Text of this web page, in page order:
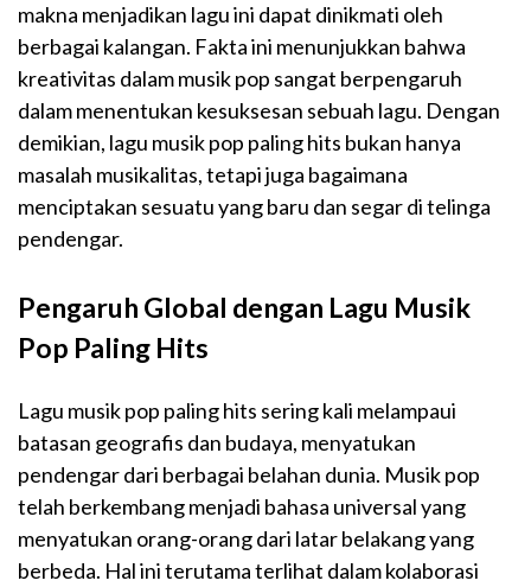
makna menjadikan lagu ini dapat dinikmati oleh
berbagai kalangan. Fakta ini menunjukkan bahwa
kreativitas dalam musik pop sangat berpengaruh
dalam menentukan kesuksesan sebuah lagu. Dengan
demikian, lagu musik pop paling hits bukan hanya
masalah musikalitas, tetapi juga bagaimana
menciptakan sesuatu yang baru dan segar di telinga
pendengar.
Pengaruh Global dengan Lagu Musik
Pop Paling Hits
Lagu musik pop paling hits sering kali melampaui
batasan geografis dan budaya, menyatukan
pendengar dari berbagai belahan dunia. Musik pop
telah berkembang menjadi bahasa universal yang
menyatukan orang-orang dari latar belakang yang
berbeda. Hal ini terutama terlihat dalam kolaborasi